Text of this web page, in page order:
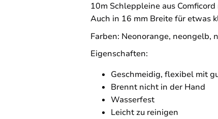
10m Schleppleine aus
Auch in 16 mm Breite für etwas
Farben: Neonorange, neongelb,
Eigenschaften:
Geschmeidig, flexibel mit
Brennt nicht in der Hand
Wasserfest
Leicht zu reinigen